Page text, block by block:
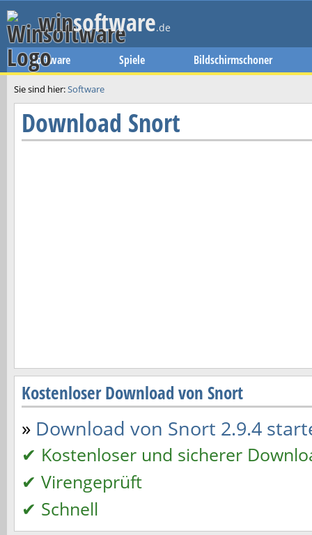
winsoftware.de
Software Spiele Bildschirmschoner
Sie sind hier:Software
Download Snort
Kostenloser Download von Snort
» Download von Snort 2.9.4
✔ Kostenloser und sicherer
✔ Virengeprüft
✔ Schnell